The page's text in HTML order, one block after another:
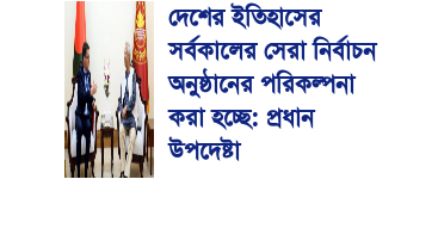
দেশের ইতিহাসের
সর্বকালের সেরা নির্বাচন
অনুষ্ঠানের পরিকল্পনা
করা হচ্ছে: প্রধান
উপদেষ্টা